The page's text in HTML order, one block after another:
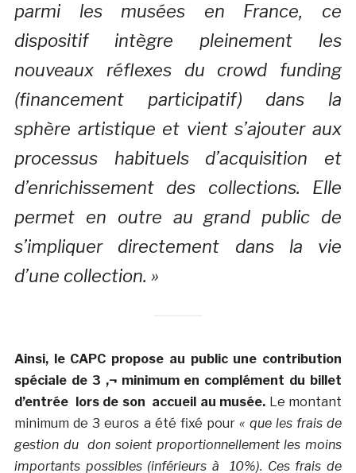
parmi les musées en France, ce
dispositif intègre pleinement les
nouveaux réflexes du crowd funding
(financement participatif) dans la
sphère artistique et vient s’ajouter aux
processus habituels d’acquisition et
d’enrichissement des collections. Elle
permet en outre au grand public de
s’impliquer directement dans la vie
d’une collection. »
Ainsi, le CAPC propose au public une contribution
spéciale de 3 ‚¬ minimum en complément du billet
d’entrée lors de son accueil au musée. Le montant
minimum de 3 euros a été fixé pour« que les frais de
gestion du don soient proportionnellement les moins
importants possibles (inférieurs à 10%). Ces frais de